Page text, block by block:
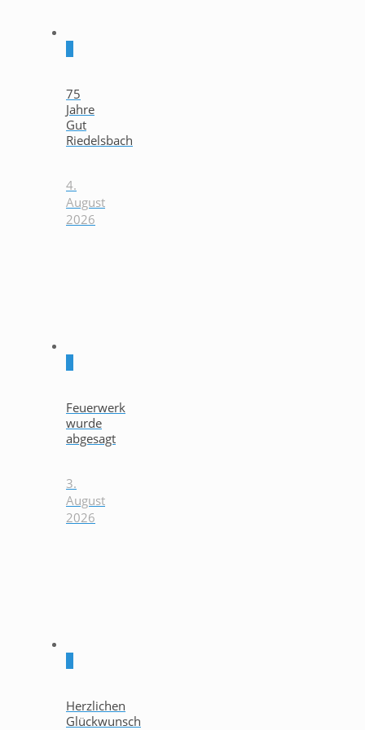
75
Jahre
Gut
Riedelsbach
4.
August
2026
Feuerwerk
wurde
abgesagt
3.
August
2026
Herzlichen
Glückwunsch